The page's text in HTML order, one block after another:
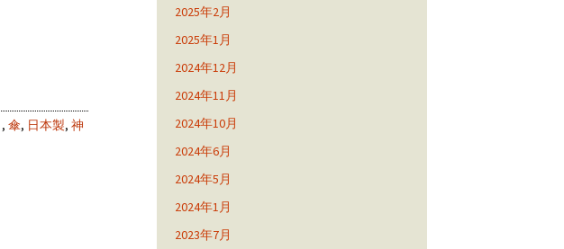
, 傘, 日本製, 神
2025年2月
2025年1月
2024年12月
2024年11月
2024年10月
2024年6月
2024年5月
2024年1月
2023年7月